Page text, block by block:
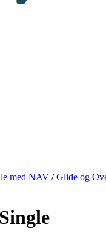
med NAV /Glide og